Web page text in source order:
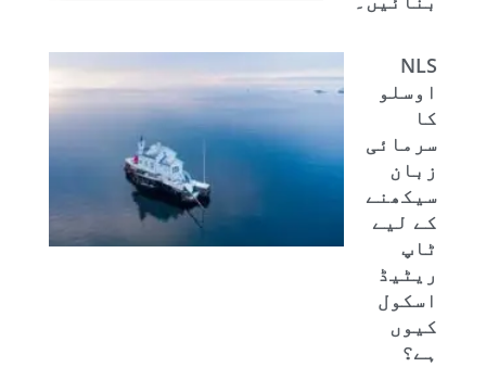
NLS
اوسلو
کا
سرمائی
زبان
سیکھنے
کے لیے
ٹاپ
ریٹیڈ
اسکول
کیوں
ہے؟